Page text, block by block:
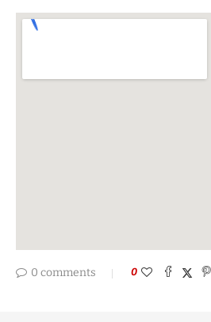
0 comments 0